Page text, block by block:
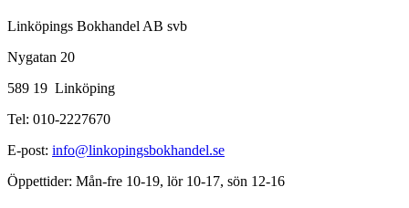
Linköpings Bokhandel AB svb
Nygatan 20
589 19 Linköping
Tel: 010-2227670
E-post: info@linkopingsbokhandel.se
Öppettider: Mån-fre 10-19, lör 10-17, sön 12-16